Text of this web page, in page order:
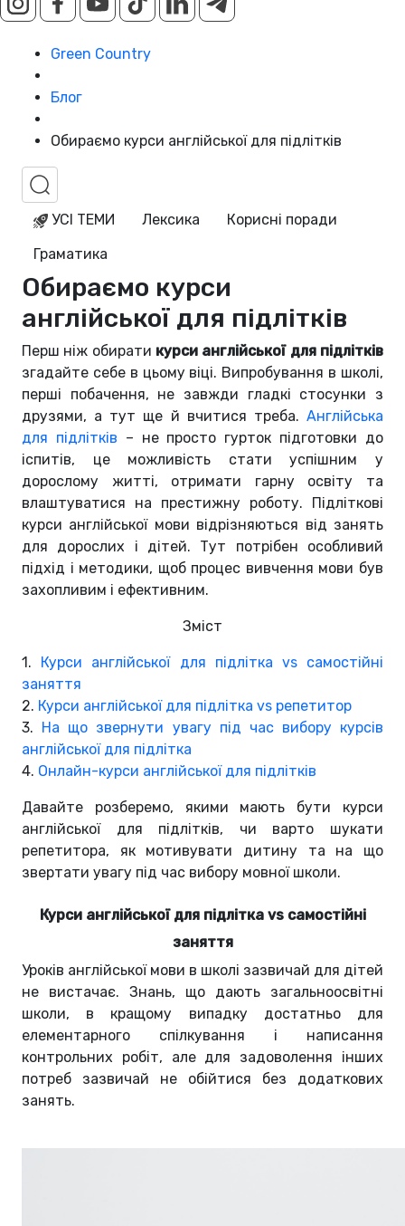
Green Country
Блог
Обираємо курси англійської для підлітків
УСІ ТЕМИ Лексика
Корисні поради
Граматика
Обираємо курси
англійської для підлітків
Перш ніж обирати курси англійської для підлітків
згадайте себе в цьому віці. Випробування в школі,
перші побачення, не завжди гладкі стосунки з
друзями, а тут ще й вчитися треба. Англійська
для підлітків – не просто гурток підготовки до
іспитів, це можливість стати успішним у
дорослому житті, отримати гарну освіту та
влаштуватися на престижну роботу. Підліткові
курси англійської мови відрізняються від занять
для дорослих і дітей. Тут потрібен особливий
підхід і методики, щоб процес вивчення мови був
захопливим і ефективним.
Зміст
1. Курси англійської для підлітка vs самостійні
заняття
2. Курси англійської для підлітка vs репетитор
3. На що звернути увагу під час вибору курсів
англійської для підлітка
4. Онлайн-курси англійської для підлітків
Давайте розберемо, якими мають бути курси
англійської для підлітків, чи варто шукати
репетитора, як мотивувати дитину та на що
звертати увагу під час вибору мовної школи.
Курси англійської для підлітка vs самостійні
заняття
Уроків англійської мови в школі зазвичай для дітей
не вистачає. Знань, що дають загальноосвітні
школи, в кращому випадку достатньо для
елементарного спілкування і написання
контрольних робіт, але для задоволення інших
потреб зазвичай не обійтися без додаткових
занять.